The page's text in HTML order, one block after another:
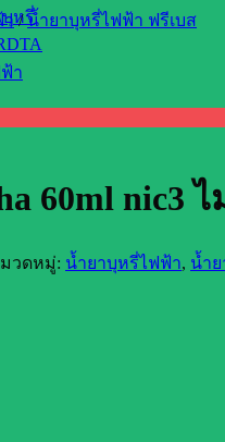
หรี่
า
า / น้ำยาบุหรี่ไฟฟ้า ฟรีเบส
60ml nic3 ไ
วดหมู่: น้ำยาบุหรี่ไฟฟ้า, น้ำ